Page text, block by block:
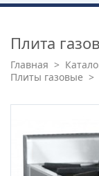
Плита
Главная >
Плиты газовые >